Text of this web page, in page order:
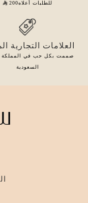
للطلبات أعلاه200
العلامات التجارية
صممت بكل حب في المملكة
السعودية